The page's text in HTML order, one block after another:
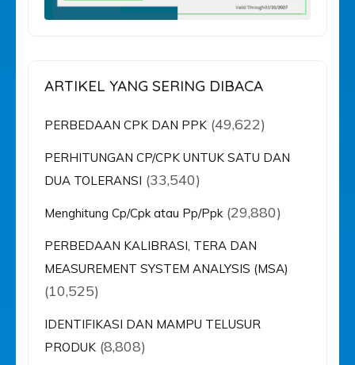
ARTIKEL YANG SERING DIBACA
PERBEDAAN CPK DAN PPK (49,622)
PERHITUNGAN CP/CPK UNTUK SATU DAN
DUA TOLERANSI (33,540)
Menghitung Cp/Cpk atau Pp/Ppk (29,880)
PERBEDAAN KALIBRASI, TERA DAN
MEASUREMENT SYSTEM ANALYSIS (MSA)
(10,525)
IDENTIFIKASI DAN MAMPU TELUSUR
PRODUK (8,808)